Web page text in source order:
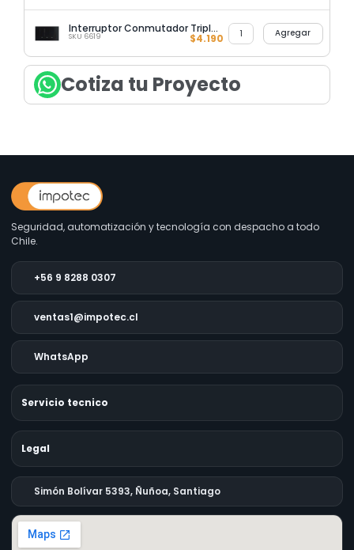
Interruptor Conmutador Triple 9/24 Ultrasmart Black
SKU 6619 $4.190 Agregar
Cotiza tu Proyecto
Seguridad, automatización y tecnología con despacho a todo
Chile.
+56 9 8288 0307
ventas1@impotec.cl
WhatsApp
Servicio tecnico
Legal
Simón Bolívar 5393, Ñuñoa, Santiago